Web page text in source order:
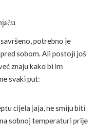
potrebno je
sobom. Ali postoji još
znaju kako bi im
svaki put:
cijela jaja, ne smiju biti
sobnoj temperaturi prije